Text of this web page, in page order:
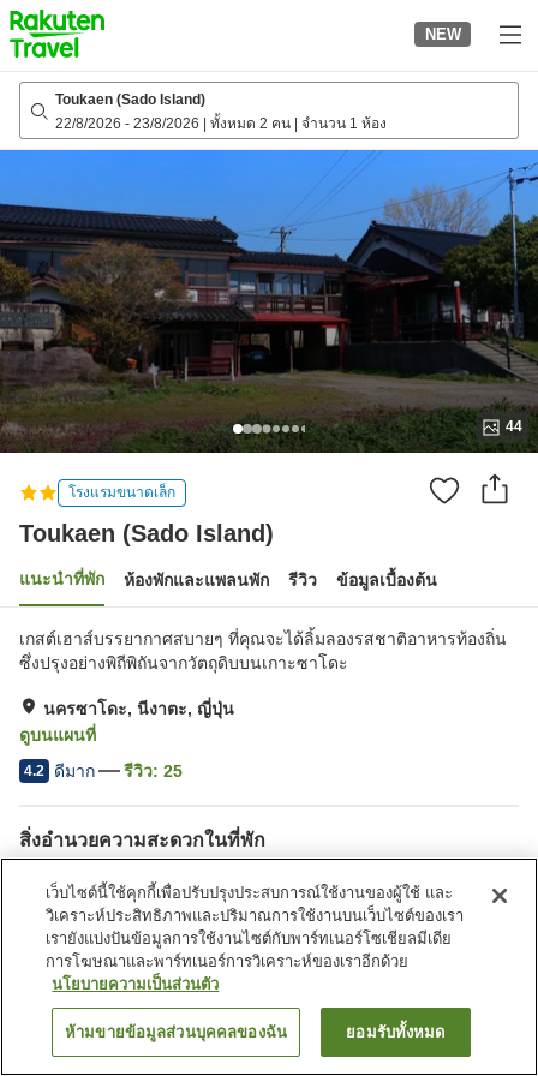
to
top
page
NEW
Toukaen (Sado Island)
22/8/2026 - 23/8/2026 ทั้งหมด 2 คน จำนวน 1 ห้อง
44
โรงแรมขนาดเล็ก
Toukaen (Sado Island)
แนะนำที่พัก ห้องพักและแพลนพัก รีวิว ข้อมูลเบื้องต้น
เกสต์เฮาส์บรรยากาศสบายๆ ที่คุณจะได้ลิ้มลองรสชาติอาหารท้องถิ่น
ซึ่งปรุงอย่างพิถีพิถันจากวัตถุดิบบนเกาะซาโดะ
นครซาโดะ, นีงาตะ, ญี่ปุ่น
ดูบนแผนที่
4.2 ดีมาก รีวิว: 25
สิ่งอำนวยความสะดวกในที่พัก
ปลอดบุหรี่
มีพื้นที่สำหรับสูบบุหรี่
หน้าแรก ญี่ปุ่น นีงาตะ นครซาโดะ Toukaen (Sado Island)
ค้นหาห้องพัก
เว็บไซต์นี้ใช้คุกกี้เพื่อปรับปรุงประสบการณ์ใช้งานของผู้ใช้ และ
วิเคราะห์ประสิทธิภาพและปริมาณการใช้งานบนเว็บไซต์ของเรา
เรายังแบ่งปันข้อมูลการใช้งานไซต์กับพาร์ทเนอร์โซเชียลมีเดีย
การโฆษณาและพาร์ทเนอร์การวิเคราะห์ของเราอีกด้วย
นโยบายความเป็นส่วนตัว
ห้ามขายข้อมูลส่วนบุคคลของฉัน ยอมรับทั้งหมด